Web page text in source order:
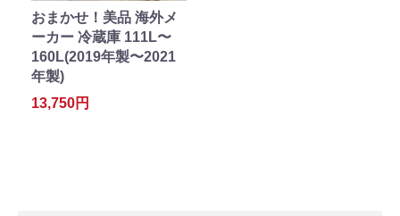
おまかせ！美品 海外メ
ーカー 冷蔵庫 111L〜
160L(2019年製〜2021
年製)
13,750円